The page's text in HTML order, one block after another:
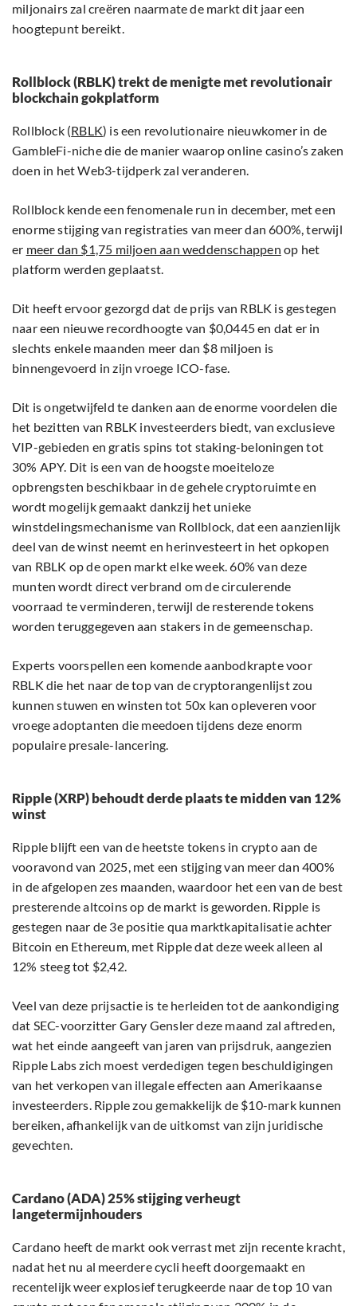
miljonairs zal creëren naarmate de markt dit jaar een
hoogtepunt bereikt.
Rollblock (RBLK) trekt de menigte met revolutionair
blockchain gokplatform
Rollblock (RBLK) is een revolutionaire nieuwkomer in de
GambleFi-niche die de manier waarop online casino’s zaken
doen in het Web3-tijdperk zal veranderen.
Rollblock kende een fenomenale run in december, met een
enorme stijging van registraties van meer dan 600%, terwijl
er meer dan $1,75 miljoen aan weddenschappen op het
platform werden geplaatst.
Dit heeft ervoor gezorgd dat de prijs van RBLK is gestegen
naar een nieuwe recordhoogte van $0,0445 en dat er in
slechts enkele maanden meer dan $8 miljoen is
binnengevoerd in zijn vroege ICO-fase.
Dit is ongetwijfeld te danken aan de enorme voordelen die
het bezitten van RBLK investeerders biedt, van exclusieve
VIP-gebieden en gratis spins tot staking-beloningen tot
30% APY. Dit is een van de hoogste moeiteloze
opbrengsten beschikbaar in de gehele cryptoruimte en
wordt mogelijk gemaakt dankzij het unieke
winstdelingsmechanisme van Rollblock, dat een aanzienlijk
deel van de winst neemt en herinvesteert in het opkopen
van RBLK op de open markt elke week. 60% van deze
munten wordt direct verbrand om de circulerende
voorraad te verminderen, terwijl de resterende tokens
worden teruggegeven aan stakers in de gemeenschap.
Experts voorspellen een komende aanbodkrapte voor
RBLK die het naar de top van de cryptorangenlijst zou
kunnen stuwen en winsten tot 50x kan opleveren voor
vroege adoptanten die meedoen tijdens deze enorm
populaire presale-lancering.
Ripple (XRP) behoudt derde plaats te midden van 12%
winst
Ripple blijft een van de heetste tokens in crypto aan de
vooravond van 2025, met een stijging van meer dan 400%
in de afgelopen zes maanden, waardoor het een van de best
presterende altcoins op de markt is geworden. Ripple is
gestegen naar de 3e positie qua marktkapitalisatie achter
Bitcoin en Ethereum, met Ripple dat deze week alleen al
12% steeg tot $2,42.
Veel van deze prijsactie is te herleiden tot de aankondiging
dat SEC-voorzitter Gary Gensler deze maand zal aftreden,
wat het einde aangeeft van jaren van prijsdruk, aangezien
Ripple Labs zich moest verdedigen tegen beschuldigingen
van het verkopen van illegale effecten aan Amerikaanse
investeerders. Ripple zou gemakkelijk de $10-mark kunnen
bereiken, afhankelijk van de uitkomst van zijn juridische
gevechten.
Cardano (ADA) 25% stijging verheugt
langetermijnhouders
Cardano heeft de markt ook verrast met zijn recente kracht,
nadat het nu al meerdere cycli heeft doorgemaakt en
recentelijk weer explosief terugkeerde naar de top 10 van